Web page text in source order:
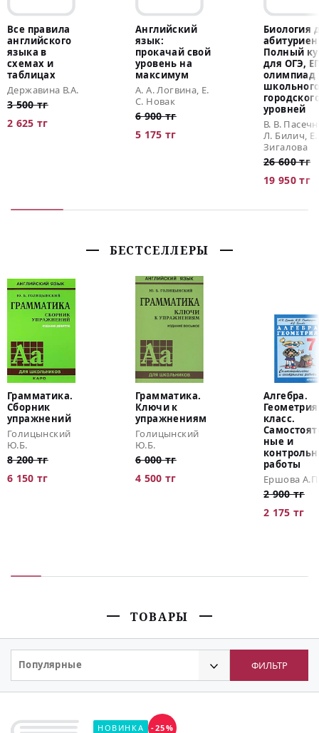
Все правила
английского
языка в
схемах и
таблицах
Державина В.А.
3 500 тг
2 625 тг
Английский
язык:
прокачай свой
уровень на
максимум
А. А. Логвина, Е.
С. Новак
6 900 тг
5 175 тг
Биология
Полный
для ОГЭ,
олимпиад
уровней
В. В.
Л. Билич,
Зигалова
26 600 тг
19 950 тг
БЕСТСЕЛЛЕРЫ
Грамматика.
Сборник
упражнений
Голицынский
Ю.Б.
8 200 тг
6 150 тг
Грамматика.
Ключи к
упражнениям
Голицынский
Ю.Б.
6 000 тг
4 500 тг
Алгебра.
класс.
ные и
работы
Ершова
2 900 тг
2 175 тг
ТОВАРЫ
Популярные ФИЛЬТР
НОВИНКА -25%